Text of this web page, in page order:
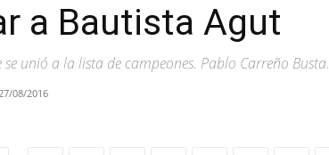
a Bautista Agut
unió a la lista de campeones. Pablo Carreño Busta.
08/2016